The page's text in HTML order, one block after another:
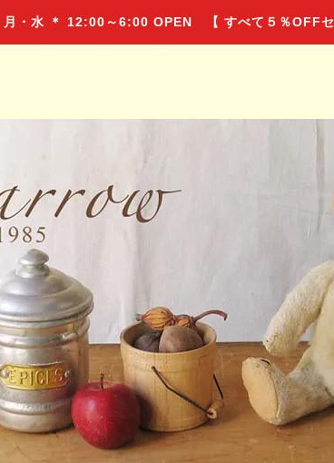
水 ＊ 12:00～6:00 OPEN 【 すべて５％OFFセ